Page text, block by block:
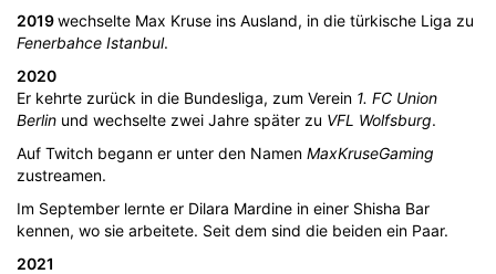
2019wechselte Max Kruse ins Ausland, in die türkische Liga zu
Fenerbahce Istanbul.
2020
Er kehrte zurück in die Bundesliga, zum Verein 1. FC Union
Berlin und wechselte zwei Jahre später zu VFL Wolfsburg.
Auf Twitch begann er unter den Namen MaxKruseGaming
zustreamen.
Im September lernte er Dilara Mardine in einer Shisha Bar
kennen, wo sie arbeitete. Seit dem sind die beiden ein Paar.
2021